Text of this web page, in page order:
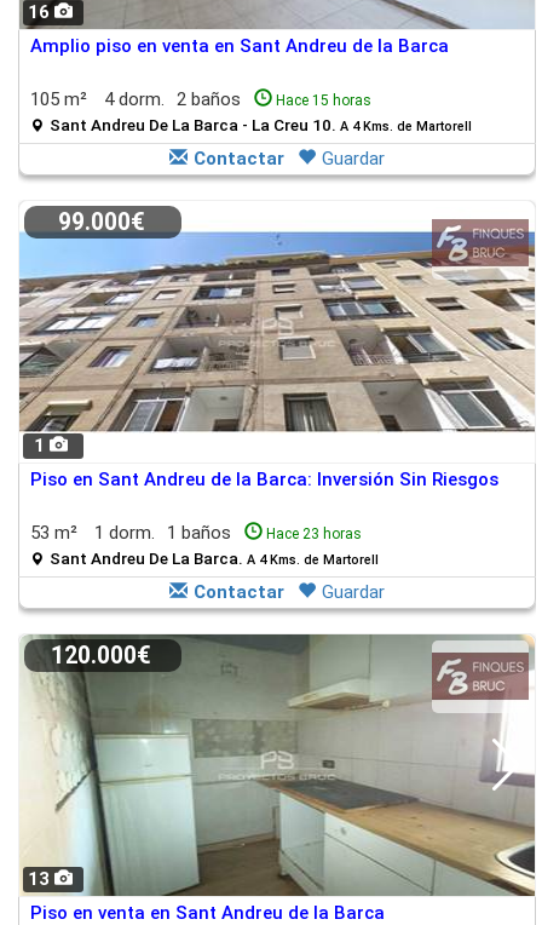
16
Amplio piso en venta en Sant Andreu de la Barca
105 m² 4 dorm. 2 baños Hace 15 horas
Sant Andreu De La Barca - La Creu 10. A 4 Kms. de Martorell
Contactar Guardar
1
99.000€
Piso en Sant Andreu de la Barca: Inversión Sin Riesgos
53 m² 1 dorm. 1 baños Hace 23 horas
Sant Andreu De La Barca. A 4 Kms. de Martorell
Contactar Guardar
13
120.000€
Piso en venta en Sant Andreu de la Barca